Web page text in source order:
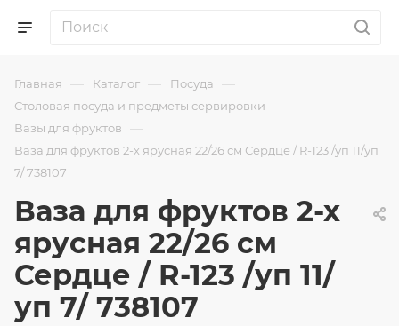
Главная — Каталог — Посуда —
Столовая посуда и предметы сервировки —
Вазы для фруктов —
Ваза для фруктов 2-х ярусная 22/26 см Сердце / R-123 /уп 11/уп
7/ 738107
Ваза для фруктов 2-х
ярусная 22/26 см
Сердце / R-123 /уп 11/
уп 7/ 738107